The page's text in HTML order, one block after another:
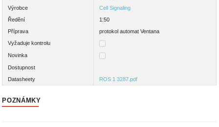
Výrobce
Cell Signaling
Ředění
1:50
Příprava
protokol automat Ventana
Vyžaduje kontrolu
Novinka
Dostupnost
Datasheety
ROS 1 3287.pdf
POZNÁMKY